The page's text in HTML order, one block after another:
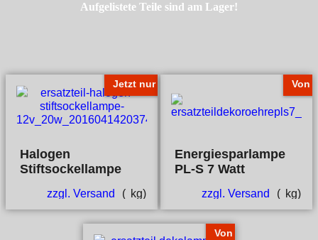
Aufgelistete Teile sind am Lager!
Jetzt nur
Halogen
Stiftsockellampe
zzgl. Versand kg
Von
Energiesparlampe
PL-S 7 Watt
zzgl. Versand kg
Von